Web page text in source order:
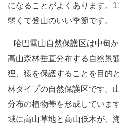
になることがよくあります。
弱くて登山のいい季節です。
哈巴雪山自然保護区は中甸
高山森林垂直分布する自然景
狸、猿を保護することを目的
林タイプの自然保護区です。
分布の植物帯を形成していま
域に高山草地と高山低木が、